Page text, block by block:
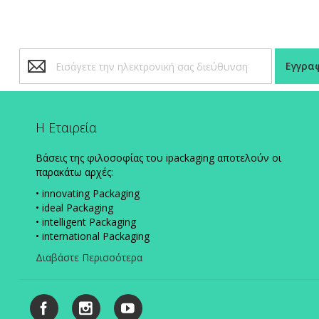
στο
Ενημερωτικό
Η Εταιρεία
Βάσεις της φιλοσοφίας του ipackaging αποτελούν οι
παρακάτω αρχές:
• innovating Packaging
• ideal Packaging
• intelligent Packaging
• international Packaging
Διαβάστε Περισσότερα